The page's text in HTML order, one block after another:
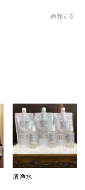
通報する
清浄水